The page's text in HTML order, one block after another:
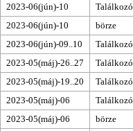
2023-06(jún)-10
Találkozó
2023-06(jún)-10
börze
2023-06(jún)-09..10
Találkozó
2023-05(máj)-26..27
Találkozó
2023-05(máj)-19..20
Találkozó
2023-05(máj)-06
Találkozó
2023-05(máj)-06
börze